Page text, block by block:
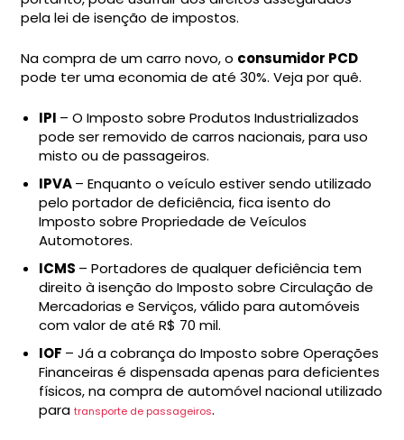
pela lei de isenção de impostos.
Na compra de um carro novo, o consumidor PCD
pode ter uma economia de até 30%. Veja por quê.
IPI – O Imposto sobre Produtos Industrializados
pode ser removido de carros nacionais, para uso
misto ou de passageiros.
IPVA– Enquanto o veículo estiver sendo utilizado
pelo portador de deficiência, fica isento do
Imposto sobre Propriedade de Veículos
Automotores.
ICMS – Portadores de qualquer deficiência tem
direito à isenção do Imposto sobre Circulação de
Mercadorias e Serviços, válido para automóveis
com valor de até R$ 70 mil.
IOF – Já a cobrança do Imposto sobre Operações
Financeiras é dispensada apenas para deficientes
físicos, na compra de automóvel nacional utilizado
paratransporte de passageiros.